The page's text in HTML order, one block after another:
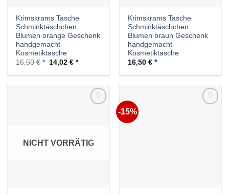
Krimskrams Tasche
Schminktäschchen
Blumen orange Geschenk
handgemacht
Kosmetiktasche
16,50€
Ursprünglicher
war:
14,02€ Aktueller
ist:
Krimskrams Tasche
Schminktäschchen
Blumen braun Geschenk
handgemacht
Kosmetiktasche
16,50€
NICHT VORRÄTIG
-15%